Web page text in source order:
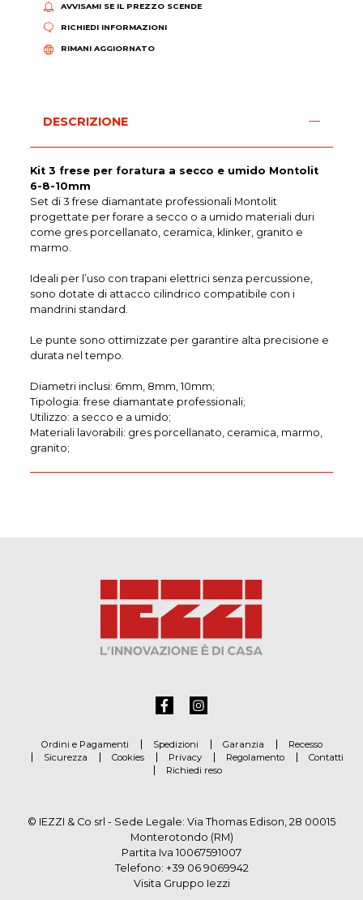
AVVISAMI SE IL PREZZO SCENDE
RICHIEDI INFORMAZIONI
RIMANI AGGIORNATO
DESCRIZIONE
Kit 3 frese per foratura a secco e umido Montolit
6-8-10mm
Set di 3 frese diamantate professionali Montolit
progettate per forare a secco o a umido materiali duri
come gres porcellanato, ceramica, klinker, granito e
marmo.
Ideali per l’uso con trapani elettrici senza percussione,
sono dotate di attacco cilindrico compatibile con i
mandrini standard.
Le punte sono ottimizzate per garantire alta precisione e
durata nel tempo.
Diametri inclusi: 6mm, 8mm, 10mm;
Tipologia: frese diamantate professionali;
Utilizzo: a secco e a umido;
Materiali lavorabili: gres porcellanato, ceramica, marmo,
granito;
Ordini e Pagamenti Spedizioni Garanzia
Recesso
Sicurezza
Cookies Privacy Regolamento
Contatti
Richiedi reso
© IEZZI & Co srl - Sede Legale: Via Thomas Edison, 28 00015
Monterotondo (RM)
Partita Iva 10067591007
Telefono: +39 06 9069942
Visita Gruppo Iezzi